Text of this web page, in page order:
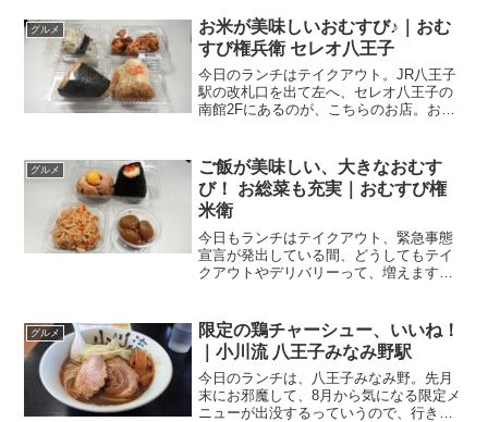
すが、今日はちょっと変化球。八王子駅
の南口、セレオ八王子の...
グルメ
お米が美味しいおむすび♪｜おむ
すび権兵衛 セレオ八王子
今日のランチはテイクアウト。JR八王子
駅の改札口を出て左へ、セレオ八王子の
南館2Fにあるのが、こちらのお店。おむ
駅南側のロータリーに続く通路沿いにあ
るので、とって...
グルメ
ご飯が美味しい、大きなおむす
び！ お総菜も充実｜おむすび権
米衛
今日もランチはテイクアウト、緊急事態
宣言が発出している間、どうしてもテイ
クアウトやデリバリーって、増えますよ
八王子駅。改札口を出まして左手の南口
方面へ1分．．．いえ...
グルメ
限定の鶏チャーシュー、いいね！
｜小川流 八王子みなみ野駅
今日のランチは、八王子みなみ野。先月
末にお邪魔して、8月から気になる限定メ
ニューが出没するっていうので、行きた